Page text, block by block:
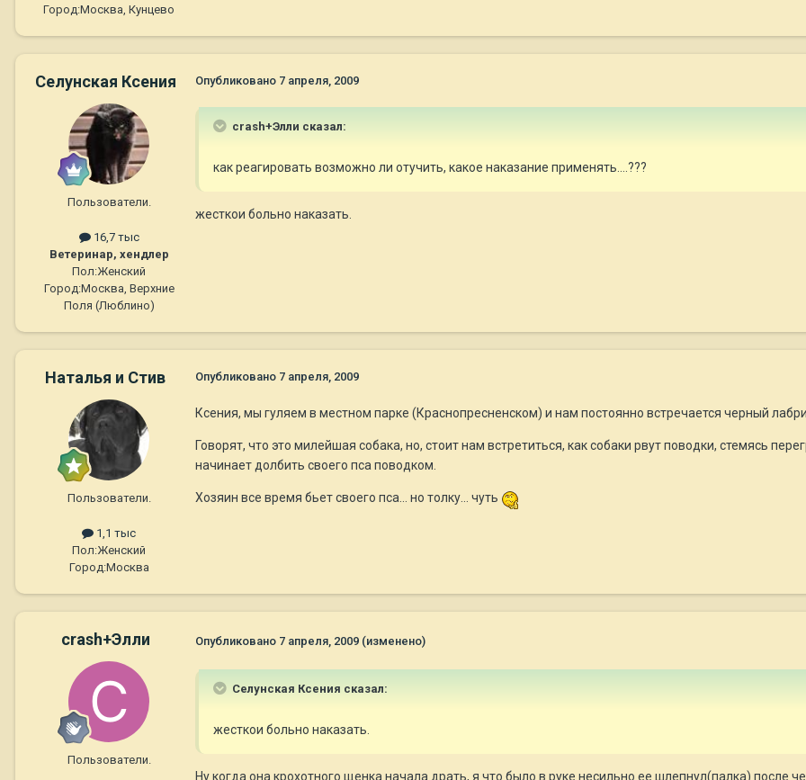
Город:Москва, Кунцево
Селунская Ксения
Пользователи.
16,7 тыс
Ветеринар, хендлер
Пол:Женский
Город:Москва, Верхние
Поля (Люблино)
Опубликовано 7 апреля, 2009
crash+Элли сказал:
как реагировать возможно ли отучить, какое наказание применять....???
жесткои больно наказать.
Наталья и Стив
Пользователи.
1,1 тыс
Пол:Женский
Город:Москва
Опубликовано 7 апреля, 2009
Ксения, мы гуляем в местном парке (Краснопресненском) и нам постоянно встречается черный
Говорят, что это милейшая собака, но, стоит нам встретиться, как собаки рвут поводки, стемясь
начинает долбить своего пса поводком.
Хозяин все время бьет своего пса... но толку... чуть
crash+Элли
Пользователи.
Опубликовано 7 апреля, 2009 (изменено)
Селунская Ксения сказал:
жесткои больно наказать.
Ну когда она крохотного щенка начала драть, я что было в руке несильно ее шлепнул(палка) после